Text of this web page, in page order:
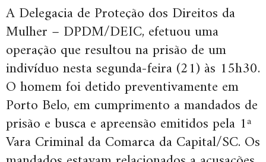
A Delegacia de Proteção dos Direitos da
Mulher – DPDM/DEIC, efetuou uma
operação que resultou na prisão de um
indivíduo nesta segunda-feira (21) às 15h30.
O homem foi detido preventivamente em
Porto Belo, em cumprimento a mandados de
prisão e busca e apreensão emitidos pela 1ª
Vara Criminal da Comarca da Capital/SC. Os